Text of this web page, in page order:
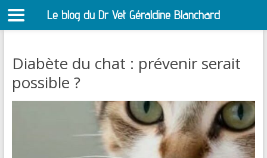
Diabète du chat : prévenir serait
possible ?
Le blog du Dr Vet Géraldine Blanchard